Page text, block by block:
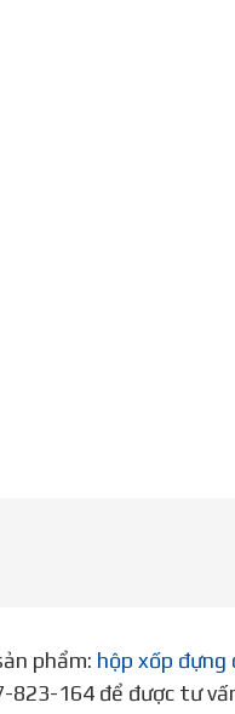
phẩm: hộp xốp đựng
164 để được tư